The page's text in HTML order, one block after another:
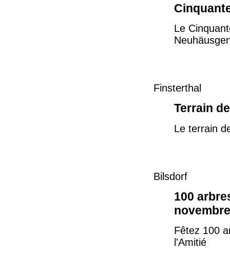
Le
Finsterthal
Terrain
Le terrain
Bilsdorf
100
Fêtez 100
l'Amitié